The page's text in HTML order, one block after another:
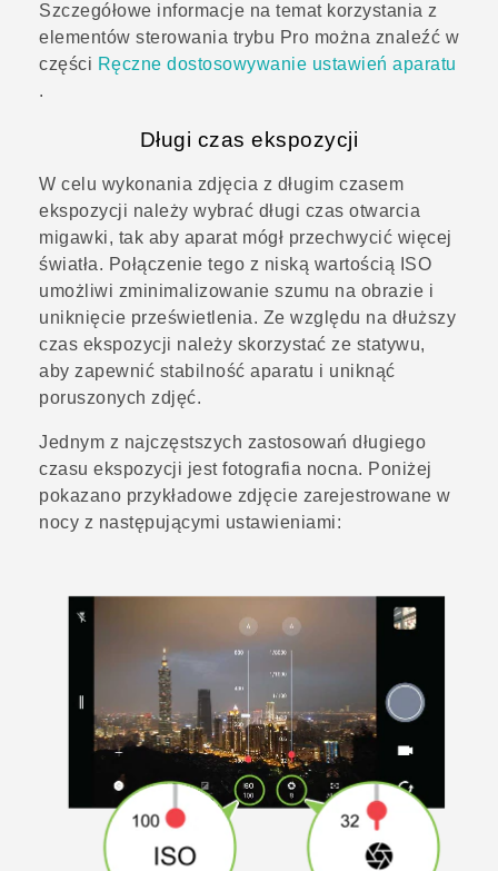
Szczegółowe informacje na temat korzystania z
elementów sterowania trybu Pro można znaleźć w
części Ręczne dostosowywanie ustawień aparatu
.
Długi czas ekspozycji
W celu wykonania zdjęcia z długim czasem
ekspozycji należy wybrać długi czas otwarcia
migawki, tak aby aparat mógł przechwycić więcej
światła. Połączenie tego z niską wartością ISO
umożliwi zminimalizowanie szumu na obrazie i
uniknięcie prześwietlenia. Ze względu na dłuższy
czas ekspozycji należy skorzystać ze statywu,
aby zapewnić stabilność aparatu i uniknąć
poruszonych zdjęć.
Jednym z najczęstszych zastosowań długiego
czasu ekspozycji jest fotografia nocna. Poniżej
pokazano przykładowe zdjęcie zarejestrowane w
nocy z następującymi ustawieniami: